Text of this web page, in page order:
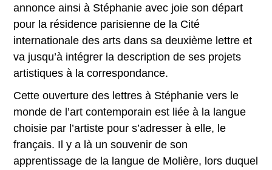
annonce ainsi à Stéphanie avec joie son départ
pour la résidence parisienne de la Cité
internationale des arts dans sa deuxième lettre et
va jusqu’à intégrer la description de ses projets
artistiques à la correspondance.
Cette ouverture des lettres à Stéphanie vers le
monde de l’art contemporain est liée à la langue
choisie par l’artiste pour s’adresser à elle, le
français. Il y a là un souvenir de son
apprentissage de la langue de Molière, lors duquel